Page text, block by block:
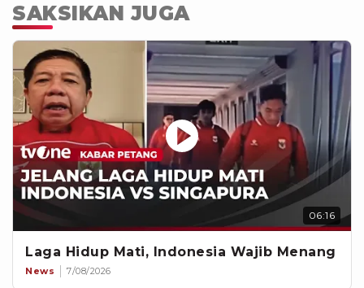
SAKSIKAN JUGA
06:16
Laga Hidup Mati, Indonesia Wajib Menang
News 7/08/2026